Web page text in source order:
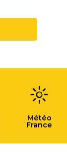
Météo
France